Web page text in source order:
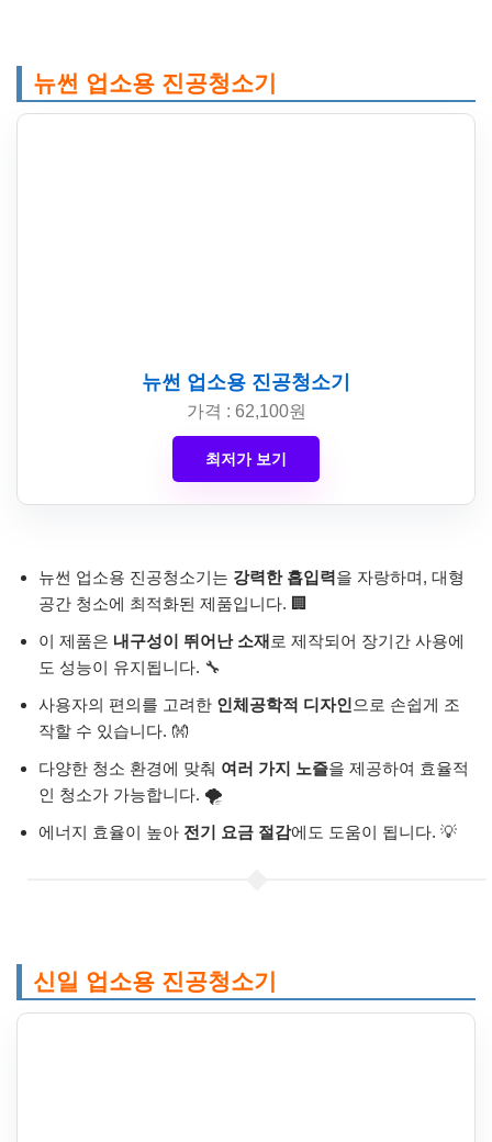
뉴썬 업소용 진공청소기
뉴썬 업소용 진공청소기
가격 : 62,100원
최저가 보기
뉴썬 업소용 진공청소기는 강력한 흡입력을 자랑하며, 대형
공간 청소에 최적화된 제품입니다. 🏢
이 제품은 내구성이 뛰어난 소재 로 제작되어 장기간 사용에
도 성능이 유지됩니다. 🔧
사용자의 편의를 고려한 인체공학적 디자인 으로 손쉽게 조
작할 수 있습니다. 👐
다양한 청소 환경에 맞춰 여러 가지 노즐을 제공하여 효율적
인 청소가 가능합니다. 🌪️
에너지 효율이 높아 전기 요금 절감에도 도움이 됩니다. 💡
신일 업소용 진공청소기